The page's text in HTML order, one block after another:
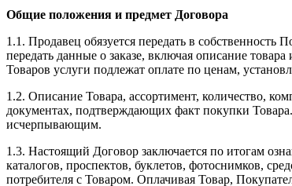
Общие положения и предмет Договора
1.1. Продавец обязуется передать в
передать данные о заказе, включая описание
Товаров услуги подлежат оплате по ценам,
1.2. Описание Товара, ассортимент, количество,
документах, подтверждающих факт покупки
исчерпывающим.
1.3. Настоящий Договор заключается по итогам
каталогов, проспектов, буклетов, фотоснимков,
потребителя с Товаром. Оплачивая Товар,